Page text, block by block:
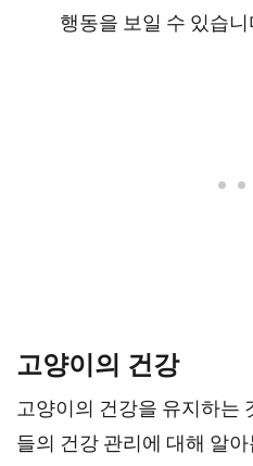
행동을 보일 수 있습니
고양이의 건강
고양이의 건강을 유지하는
들의 건강 관리에 대해 알